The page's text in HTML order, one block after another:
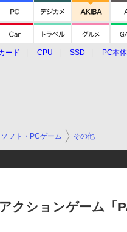
ード CPU SSD PC本体
ソフト・PCゲーム その他
クションゲーム「